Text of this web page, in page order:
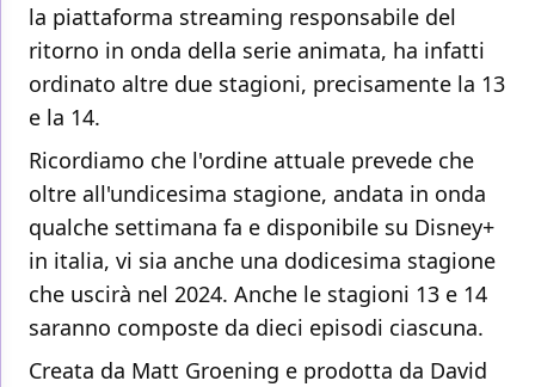
la piattaforma streaming responsabile del
ritorno in onda della serie animata, ha infatti
ordinato altre due stagioni, precisamente la 13
e la 14.
Ricordiamo che l'ordine attuale prevede che
oltre all'undicesima stagione, andata in onda
qualche settimana fa e disponibile su Disney+
in italia, vi sia anche una dodicesima stagione
che uscirà nel 2024. Anche le stagioni 13 e 14
saranno composte da dieci episodi ciascuna.
Creata da Matt Groening e prodotta da David